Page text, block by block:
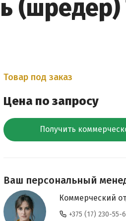
(шредер)
Товар под заказ
Цена по запросу
Получить
Ваш персональный
Коммерческий
+375 (17) 230-55-